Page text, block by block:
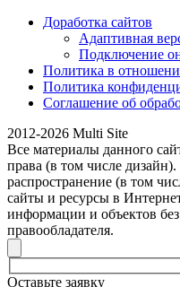
Доработка сайтов
Адаптивная
Подключение
Политика в
Политика
Соглашение об
2012-2026 Multi Site
Все материалы данного
права (в том числе
распространение (в том
сайты и ресурсы в
информации и объектов
правообладателя.
Оставьте заявку